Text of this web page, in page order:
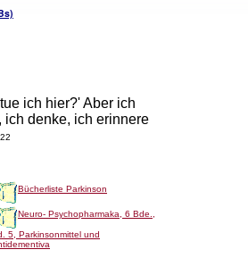
ich hier?' Aber ich
ich denke, ich erinnere
Bücherliste Parkinson
Neuro- Psychopharmaka, 6 Bde.,
5, Parkinsonmittel und